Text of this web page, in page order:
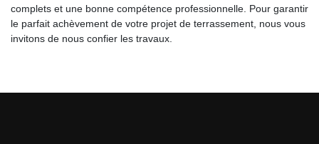
complets et une bonne compétence professionnelle. Pour garantir
le parfait achèvement de votre projet de terrassement, nous vous
invitons de nous confier les travaux.